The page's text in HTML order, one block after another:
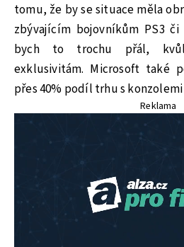
tomu, že by se situace měla
zbývajícím bojovníkům PS3
bych to trochu přál,
exklusivitám. Microsoft také
přes 40% podíl trhu s
Reklama